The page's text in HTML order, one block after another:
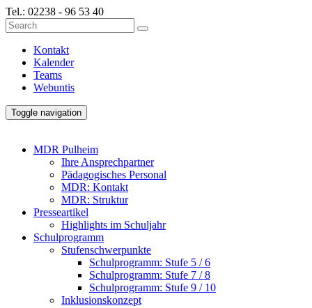
Tel.: 02238 - 96 53 40
Kontakt
Kalender
Teams
Webuntis
Toggle navigation
MDR Pulheim
Ihre Ansprechpartner
Pädagogisches Personal
MDR: Kontakt
MDR: Struktur
Presseartikel
Highlights im Schuljahr
Schulprogramm
Stufenschwerpunkte
Schulprogramm: Stufe 5 / 6
Schulprogramm: Stufe 7 / 8
Schulprogramm: Stufe 9 / 10
Inklusionskonzept